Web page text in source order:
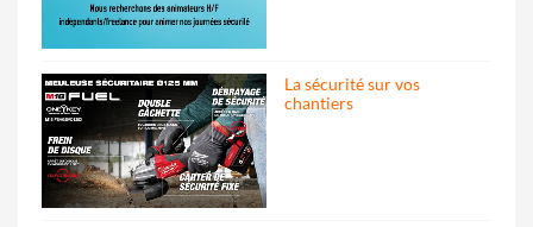
La sécurité sur vos
chantiers